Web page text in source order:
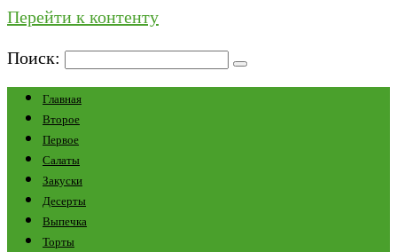
Перейти к контенту
Поиск:
Главная
Второе
Первое
Салаты
Закуски
Десерты
Выпечка
Торты